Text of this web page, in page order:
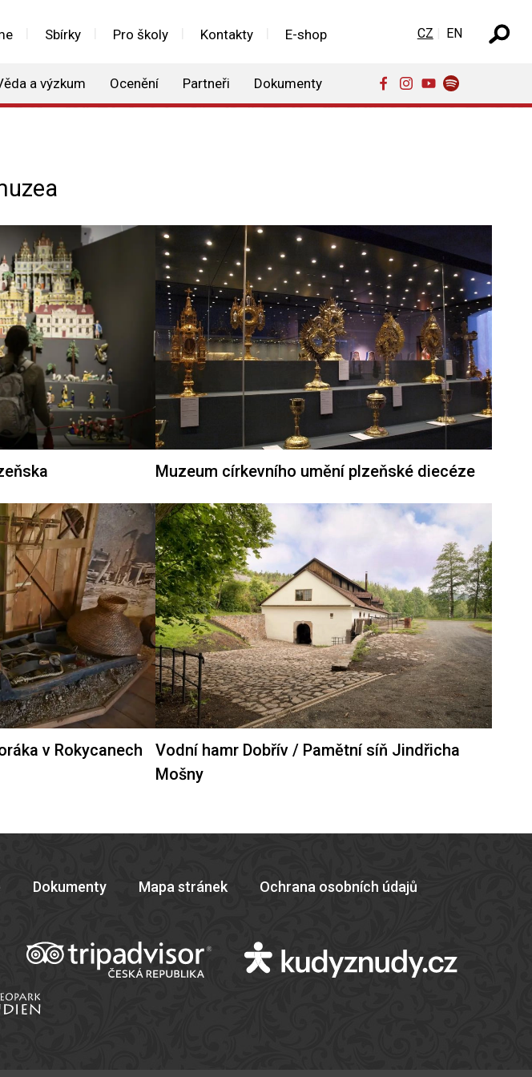
Sbírky Pro školy Kontakty E-shop
a výzkum Ocenění Partneři Dokumenty
Zvolte jazyk
CZ EN
Muzeum církevního umění plzeňské diecéze
v Rokycanech
Vodní hamr Dobřív / Pamětní síň Jindřicha
Mošny
Dokumenty Mapa stránek Ochrana osobních údajů